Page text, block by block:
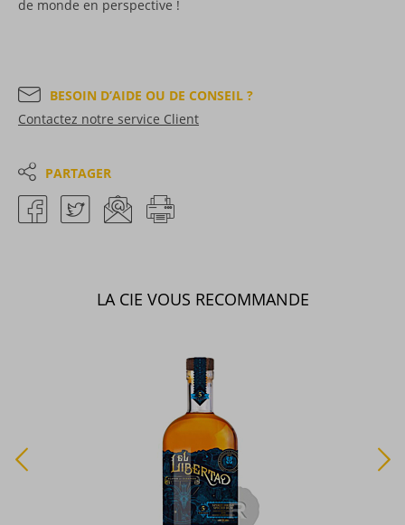
de monde en perspective !
BESOIN D’AIDE OU DE CONSEIL ?
Contactez notre service Client
PARTAGER
LA CIE VOUS RECOMMANDE